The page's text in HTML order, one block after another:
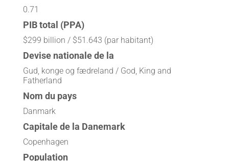
0.71
PIB total (PPA)
$299 billion / $51.643 (par habitant)
Devise nationale de la
Gud, konge og fædreland / God, King and
Fatherland
Nom du pays
Danmark
Capitale de la Danemark
Copenhagen
Population